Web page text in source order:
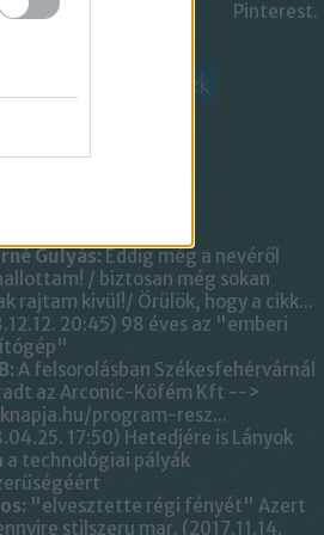
Pinterest.
mindenkinek
Gulyás:Eddig még a nevéről
/ biztosan még sokan
rajtam kivül!/ Örülök, hogy a cikk...
20:45) 98 éves az "emberi
A felsorolásban Székesfehérvárnál
az Arconic-Köfém Kft -->
program-resz...
17:50) Hetedjére is Lányok
a technológiai pályák
"elvesztette régi fényét" Azert
stilszeru mar. (2017.11.14.